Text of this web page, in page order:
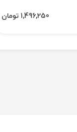
1,496,250 تومان